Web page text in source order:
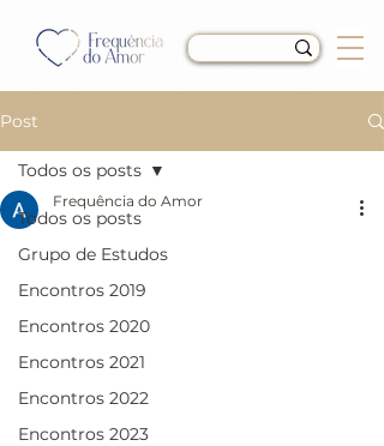
Post
Todos os posts
Grupo de Estudos
Encontros 2019
Encontros 2020
Encontros 2021
Encontros 2022
Encontros 2023
Todos os posts
Encontro do dia
22/05/22 - “Só tu és
capaz de te privar do
que quer que seja.” T-
11.IV.4:1
Frequência do Amor